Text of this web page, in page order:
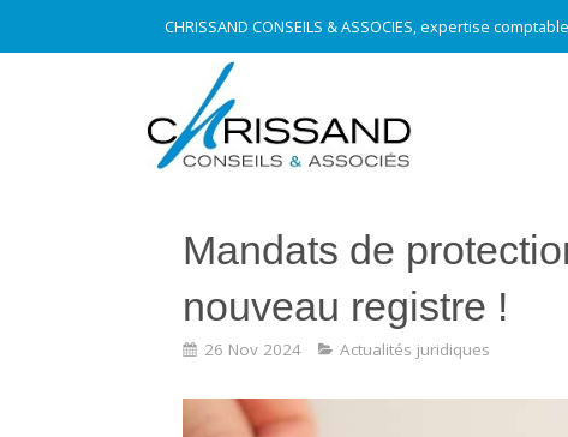
CHRISSAND CONSEILS & ASSOCIES, expertise comptable
Mandats de
nouveau registre !
26 Nov 2024 Actualités juridiques